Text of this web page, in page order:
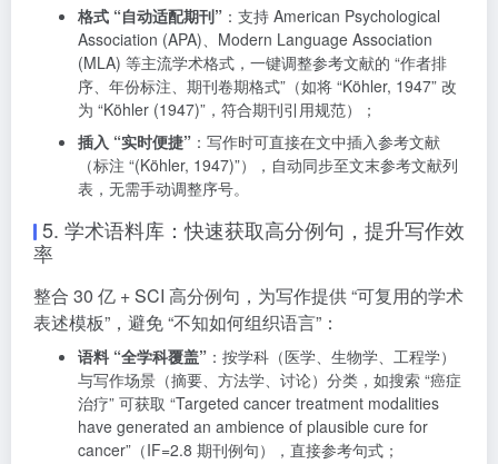
格式 “自动适配期刊” ：支持 American Psychological
Association (APA)、Modern Language Association
(MLA) 等主流学术格式，一键调整参考文献的 “作者排
序、年份标注、期刊卷期格式”（如将 “Köhler, 1947” 改
为 “Köhler (1947)”，符合期刊引用规范）；
插入 “实时便捷” ：写作时可直接在文中插入参考文献
（标注 “(Köhler, 1947)”），自动同步至文末参考文献列
表，无需手动调整序号。
5. 学术语料库：快速获取高分例句，提升写作效
率
整合 30 亿 + SCI 高分例句，为写作提供 “可复用的学术
表述模板”，避免 “不知如何组织语言”：
语料 “全学科覆盖” ：按学科（医学、生物学、工程学）
与写作场景（摘要、方法学、讨论）分类，如搜索 “癌症
治疗” 可获取 “Targeted cancer treatment modalities
have generated an ambience of plausible cure for
cancer”（IF=2.8 期刊例句），直接参考句式；